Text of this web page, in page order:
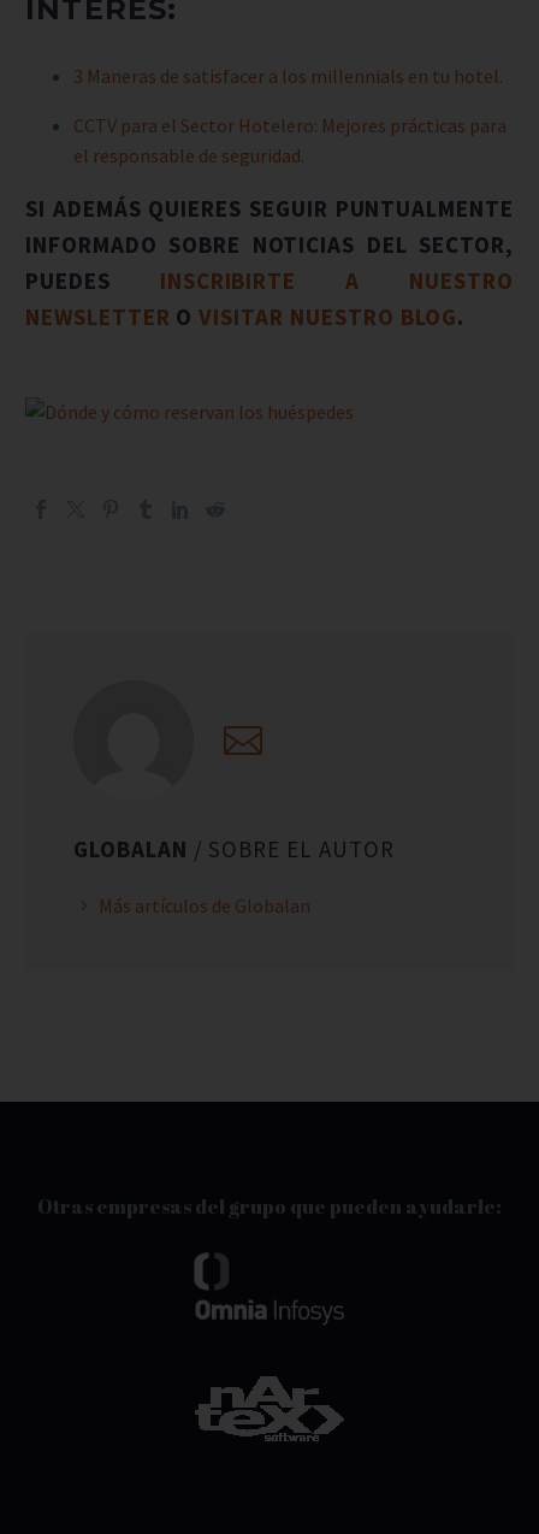
INTERÉS:
3 Maneras de satisfacer a los millennials en tu hotel.
CCTV para el Sector Hotelero: Mejores prácticas para
el responsable de seguridad.
SI ADEMÁS QUIERES SEGUIR PUNTUALMENTE
INFORMADO SOBRE NOTICIAS DEL SECTOR,
PUEDES INSCRIBIRTE A NUESTRO
NEWSLETTER OVISITAR NUESTRO BLOG.
GLOBALAN / SOBRE EL AUTOR
Más artículos de Globalan
Otras empresas del grupo que pueden ayudarle: